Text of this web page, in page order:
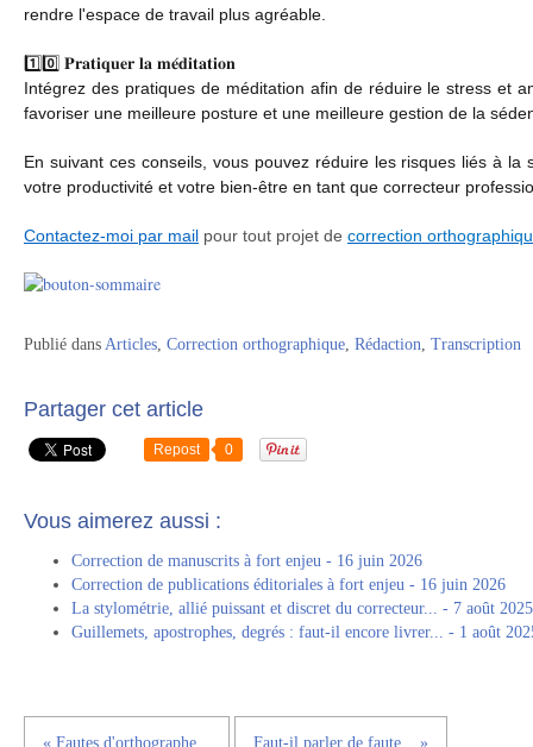
rendre l'espace de travail plus agréable.
1️⃣0️⃣ 𝐏𝐫𝐚𝐭𝐢𝐪𝐮𝐞𝐫 𝐥𝐚 𝐦𝐞́𝐝𝐢𝐭𝐚𝐭𝐢𝐨𝐧
Intégrez des pratiques de méditation afin de réduire le stress et
favoriser une meilleure posture et une meilleure gestion de la
En suivant ces conseils, vous pouvez réduire les risques liés à la
votre productivité et votre bien-être en tant que correcteur
Contactez-moi par mail pour tout projet de correction
Publié dans Articles, Correction orthographique, Rédaction, Transcription
Partager cet article
Repost 0
Vous aimerez aussi :
Correction de manuscrits à fort enjeu - 16 juin 2026
Correction de publications éditoriales à fort enjeu - 16 juin 2026
La stylométrie, allié puissant et discret du correcteur... - 7 août 2025
Guillemets, apostrophes, degrés : faut-il encore livrer... - 1 août
« Fautes d'orthographe... Faut-il parler de faute... »